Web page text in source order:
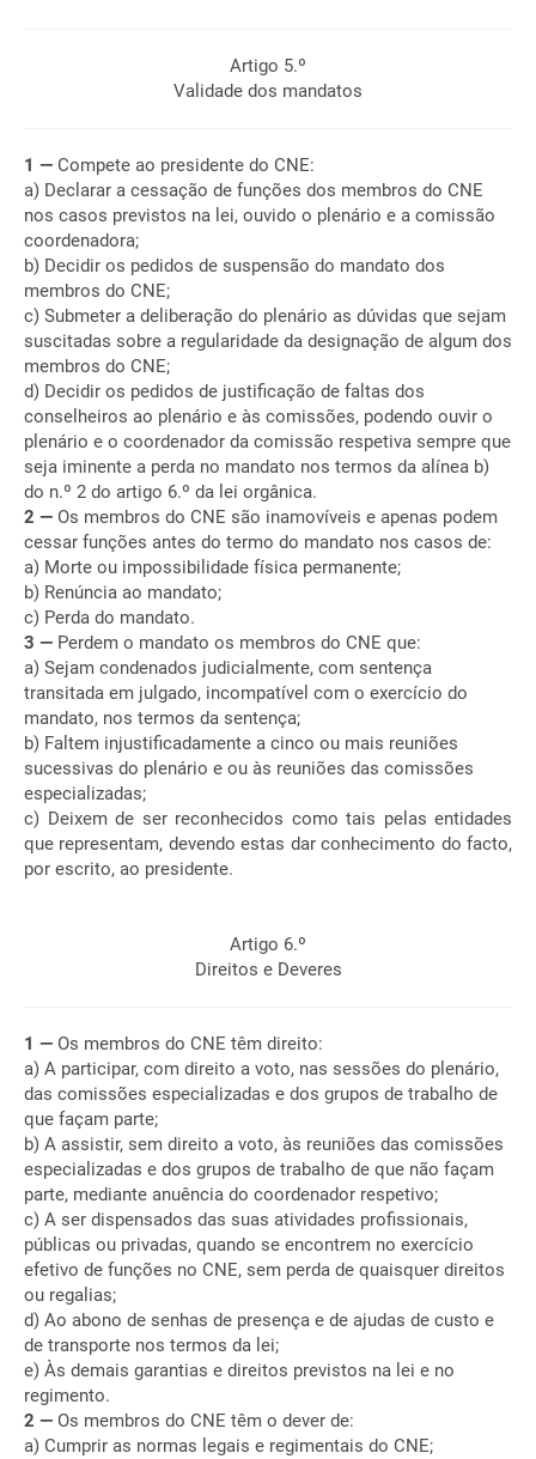
Artigo 5.º
Validade dos mandatos
1 — Compete ao presidente do CNE:
a) Declarar a cessação de funções dos membros do CNE
nos casos previstos na lei, ouvido o plenário e a comissão
coordenadora;
b) Decidir os pedidos de suspensão do mandato dos
membros do CNE;
c) Submeter a deliberação do plenário as dúvidas que sejam
suscitadas sobre a regularidade da designação de algum dos
membros do CNE;
d) Decidir os pedidos de justificação de faltas dos
conselheiros ao plenário e às comissões, podendo ouvir o
plenário e o coordenador da comissão respetiva sempre que
seja iminente a perda no mandato nos termos da alínea b)
do n.º 2 do artigo 6.º da lei orgânica.
2 — Os membros do CNE são inamovíveis e apenas podem
cessar funções antes do termo do mandato nos casos de:
a) Morte ou impossibilidade física permanente;
b) Renúncia ao mandato;
c) Perda do mandato.
3 — Perdem o mandato os membros do CNE que:
a) Sejam condenados judicialmente, com sentença
transitada em julgado, incompatível com o exercício do
mandato, nos termos da sentença;
b) Faltem injustificadamente a cinco ou mais reuniões
sucessivas do plenário e ou às reuniões das comissões
especializadas;
c) Deixem de ser reconhecidos como tais pelas entidades
que representam, devendo estas dar conhecimento do facto,
por escrito, ao presidente.
Artigo 6.º
Direitos e Deveres
1 — Os membros do CNE têm direito:
a) A participar, com direito a voto, nas sessões do plenário,
das comissões especializadas e dos grupos de trabalho de
que façam parte;
b) A assistir, sem direito a voto, às reuniões das comissões
especializadas e dos grupos de trabalho de que não façam
parte, mediante anuência do coordenador respetivo;
c) A ser dispensados das suas atividades profissionais,
públicas ou privadas, quando se encontrem no exercício
efetivo de funções no CNE, sem perda de quaisquer direitos
ou regalias;
d) Ao abono de senhas de presença e de ajudas de custo e
de transporte nos termos da lei;
e) Às demais garantias e direitos previstos na lei e no
regimento.
2 — Os membros do CNE têm o dever de:
a) Cumprir as normas legais e regimentais do CNE;